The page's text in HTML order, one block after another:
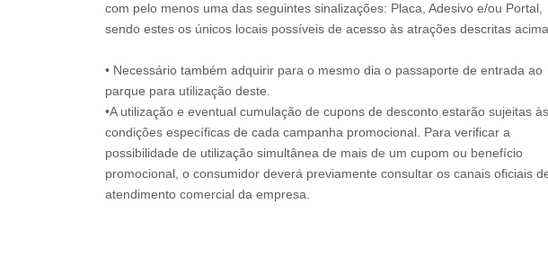
com pelo menos uma das seguintes sinalizações: Placa, Adesivo e/ou Portal,
sendo estes os únicos locais possíveis de acesso às atrações descritas
• Necessário também adquirir para o mesmo dia o passaporte de entrada ao
parque para utilização deste.
•A utilização e eventual cumulação de cupons de desconto estarão sujeitas às
condições específicas de cada campanha promocional. Para verificar a
possibilidade de utilização simultânea de mais de um cupom ou benefício
promocional, o consumidor deverá previamente consultar os canais oficiais
atendimento comercial da empresa.